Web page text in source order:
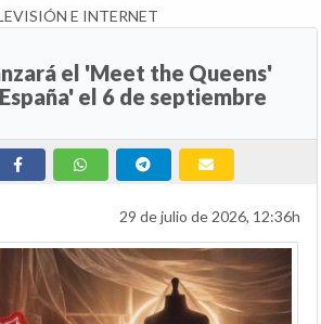
E INTERNET
el 'Meet the Queens'
el 6 de septiembre
29 de julio de 2026, 12:36h